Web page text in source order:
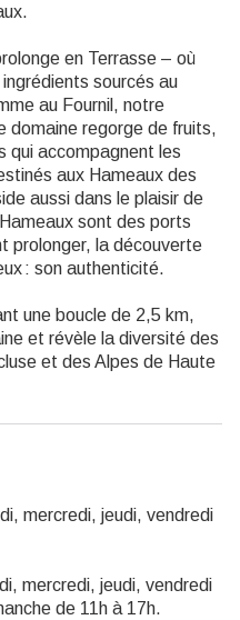
en Terrasse – où
sourcés au
au Fournil, notre
domaine regorge de fruits,
qui accompagnent les
aux Hameaux des
aussi dans le plaisir de
sont des ports
prolonger, la découverte
: son authenticité.
une boucle de 2,5 km,
et révèle la diversité des
et des Alpes de Haute
mercredi, jeudi, vendredi
mercredi, jeudi, vendredi
de 11h à 17h.